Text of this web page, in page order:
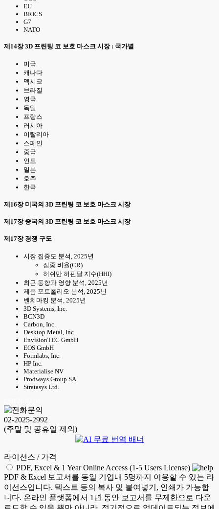
EU
BRICS
G7
NATO
제14장 3D 프린팅 코 보호 마스크 시장 : 국가별
미국
캐나다
멕시코
브라질
영국
독일
프랑스
러시아
이탈리아
스페인
중국
인도
일본
호주
한국
제16장 미국의 3D 프린팅 코 보호 마스크 시장
제17장 중국의 3D 프린팅 코 보호 마스크 시장
제17장 경쟁 구도
시장 집중도 분석, 2025년
집중 비율(CR)
허쉬만 허핀달 지수(HHI)
최근 동향과 영향 분석, 2025년
제품 포트폴리오 분석, 2025년
벤치마킹 분석, 2025년
3D Systems, Inc.
BCN3D
Carbon, Inc.
Desktop Metal, Inc.
EnvisionTEC GmbH
EOS GmbH
Formlabs, Inc.
HP Inc.
Materialise NV
Prodways Group SA
Stratasys Ltd.
02-2025-2992
(주말 및 공휴일 제외)
라이선스 / 가격
PDF, Excel & 1 Year Online Access (1-5 Users License)
PDF & Excel 보고서를 동일 기업내 5명까지 이용할 수 있는 라
이선스입니다. 텍스트 등의 복사 및 붙여넣기, 인쇄가 가능합
니다. 온라인 플랫폼에서 1년 동안 보고서를 무제한으로 다운